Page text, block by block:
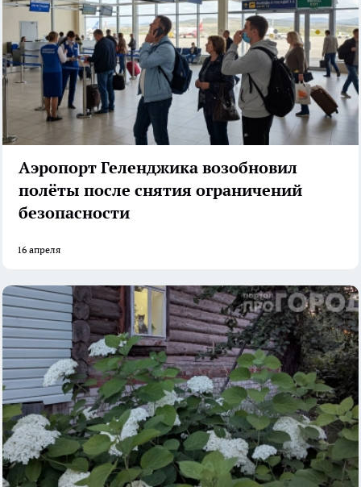
Аэропорт Геленджика возобновил
полёты после снятия ограничений
безопасности
16 апреля